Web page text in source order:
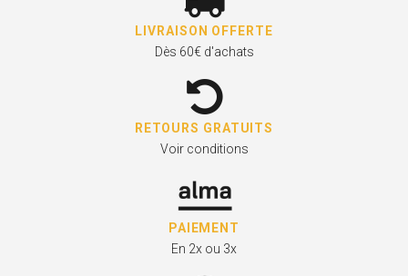
LIVRAISON OFFERTE
Dès 60€ d'achats
RETOURS GRATUITS
Voir conditions
PAIEMENT
En 2x ou 3x